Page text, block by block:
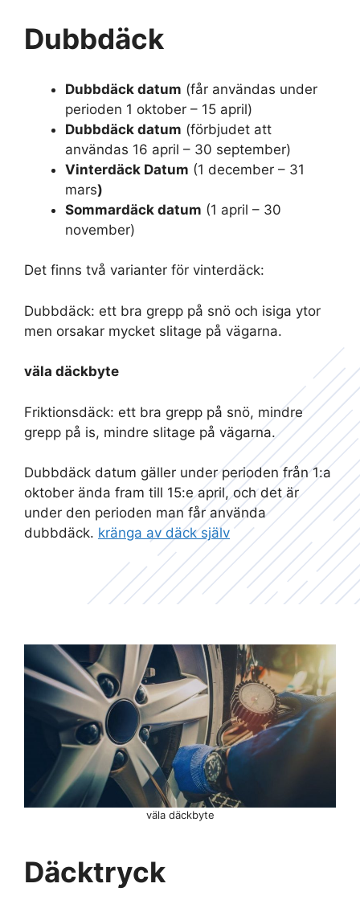
Dubbdäck
Dubbdäck datum (får användas under
perioden 1 oktober – 15 april)
Dubbdäck datum (förbjudet att
användas 16 april – 30 september)
Vinterdäck Datum (1 december – 31
mars)
Sommardäck datum (1 april – 30
november)
Det finns två varianter för vinterdäck:
Dubbdäck: ett bra grepp på snö och isiga ytor
men orsakar mycket slitage på vägarna.
väla däckbyte
Friktionsdäck: ett bra grepp på snö, mindre
grepp på is, mindre slitage på vägarna.
Dubbdäck datum gäller under perioden från 1:a
oktober ända fram till 15:e april, och det är
under den perioden man får använda
dubbdäck. kränga av däck själv
väla däckbyte
Däcktryck